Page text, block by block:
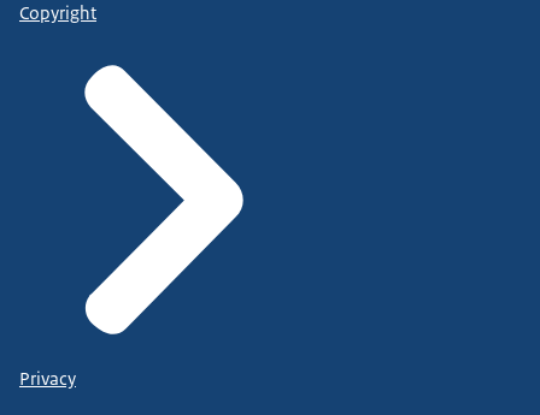
Copyright
Privacy